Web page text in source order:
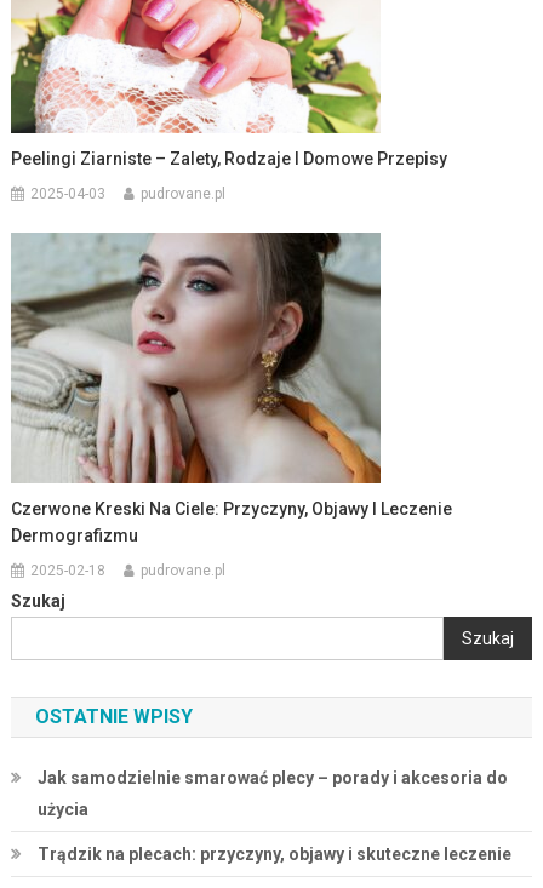
Peelingi Ziarniste – Zalety, Rodzaje I Domowe Przepisy
2025-04-03 pudrovane.pl
Czerwone Kreski Na Ciele: Przyczyny, Objawy I Leczenie
Dermografizmu
2025-02-18 pudrovane.pl
Szukaj
Szukaj
OSTATNIE WPISY
Jak samodzielnie smarować plecy – porady i akcesoria do
użycia
Trądzik na plecach: przyczyny, objawy i skuteczne leczenie